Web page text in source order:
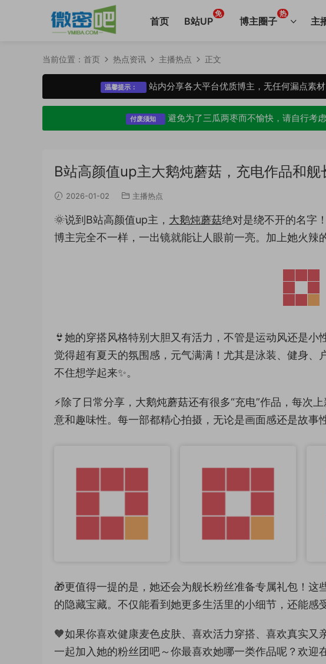
首页 B站UP
免
博主圈子
热
主
当前位置： 首页 热点资讯 主播热点 正文
温馨提示： 站内分享各大平台优质博主，无任何漏点素
付废须知 避免为了三瓜两枣而不愉快，请自行考
B站高颜值up主大鹅炖蘑菇，充电作品和舰
2026-01-02 主播热点
🌞说到B站高颜值up主， 大鹅炖蘑菇绝对是绕不开的名字
博主完全不一样，一出镜就能让人眼前一亮。加上她火辣
👙她的穿搭风格特别大胆又有活力，不管是运动风还是
觉得超有夏天的氛围感，元气满满！尤其是泳装、健身、
不住想学起来✨。
⚡除了日常分享，大鹅炖蘑菇还有很多“充电”作品，每次
意和趣味性。每一部都精心拍摄，无论是画面感还是故事
🎁更值得一提的是，她还会为舰长粉丝准备专属礼包！
的隐藏宝藏。不仅能看到她更多生活里的小细节，还能感
🧡如果你喜欢健康麦色皮肤、喜欢活力穿搭、喜欢真实
一起加入她的粉丝团吧～你最喜欢她哪一类作品呢？欢迎